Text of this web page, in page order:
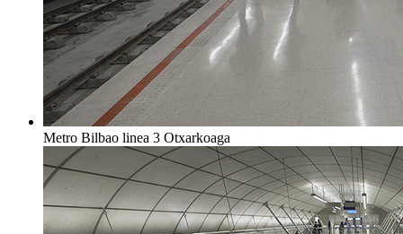
Metro Bilbao linea 3 Otxarkoaga